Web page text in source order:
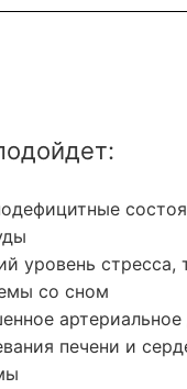
уровень стресса,
со сном
артериальное
печени и